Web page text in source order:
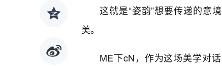
这就是“姿韵”想要传递的
美。
ME下cN，作为这场美学对